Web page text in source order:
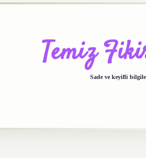
Temiz
Sade ve keyifli